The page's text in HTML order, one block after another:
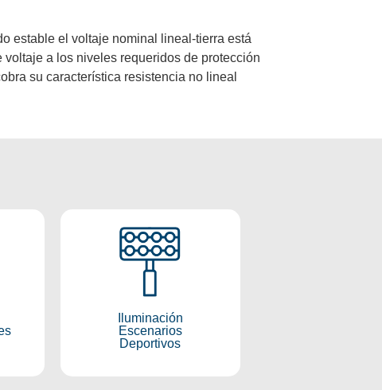
estable el voltaje nominal lineal-tierra está
a los niveles requeridos de protección
su característica resistencia no lineal
Iluminación
Escenarios
Deportivos
Iluminación
Escenarios
Conocer más